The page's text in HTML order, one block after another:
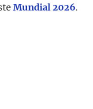
Mundial 2026.